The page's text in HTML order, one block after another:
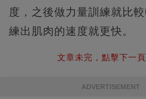
度，之後做力量訓練就比
練出肌肉的速度就更快。
文章未完，點擊下一
ADVERTISEMENT